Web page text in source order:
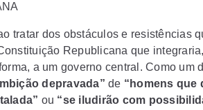
tratar dos obstáculos e resistências
Republicana que
a um governo central. Como um
depravada” de “homens que
ou “se iludirão com